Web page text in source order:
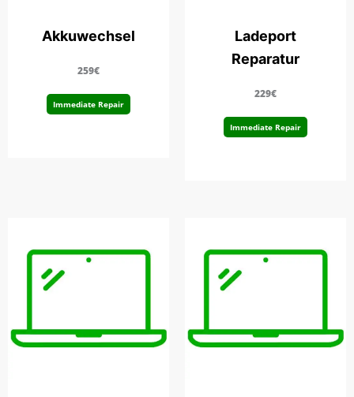
Akkuwechsel
259€
Immediate Repair
Ladeport
Reparatur
229€
Immediate Repair